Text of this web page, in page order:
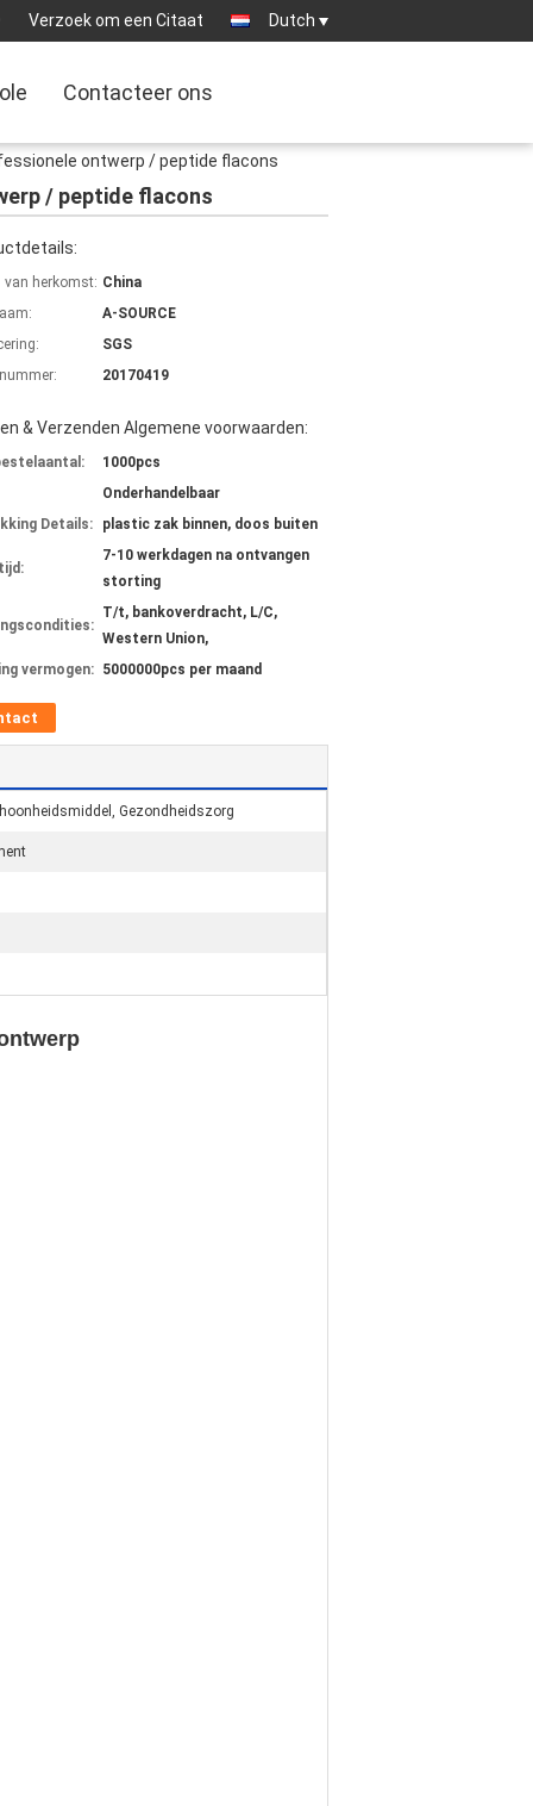
Verzoek om een Citaat Dutch
Contacteer ons
ontwerp / peptide flacons
/ peptide flacons
van herkomst: China
A-SOURCE
SGS
20170419
& Verzenden Algemene voorwaarden:
1000pcs
Onderhandelbaar
Details:
plastic zak binnen, doos buiten
7-10 werkdagen na ontvangen
storting
T/t, bankoverdracht, L/C,
Western Union,
vermogen: 5000000pcs per maand
Gezondheidszorg